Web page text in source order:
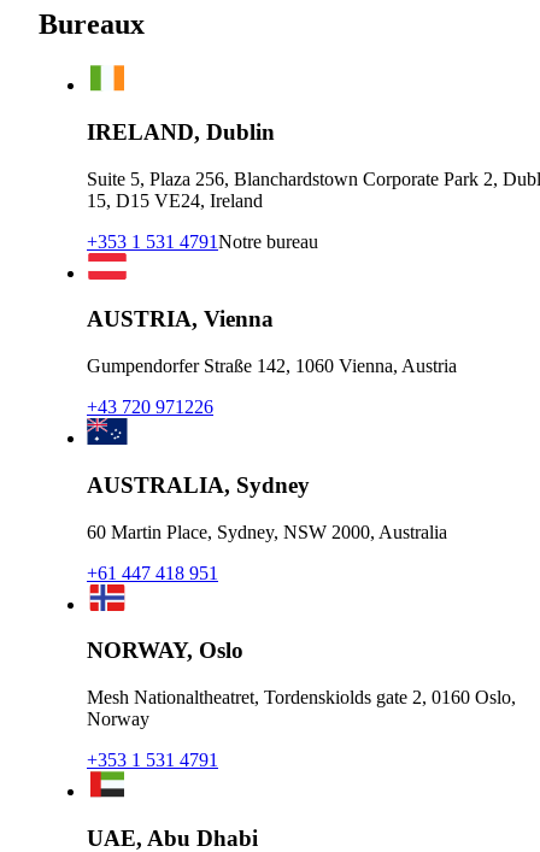
Bureaux
IRELAND, Dublin
Suite 5, Plaza 256, Blanchardstown Corporate Park 2,
15, D15 VE24, Ireland
+353 1 531 4791Notre bureau
AUSTRIA, Vienna
Gumpendorfer Straße 142, 1060 Vienna, Austria
+43 720 971226
AUSTRALIA, Sydney
60 Martin Place, Sydney, NSW 2000, Australia
+61 447 418 951
NORWAY, Oslo
Mesh Nationaltheatret, Tordenskiolds gate 2, 0160 Oslo,
Norway
+353 1 531 4791
UAE, Abu Dhabi